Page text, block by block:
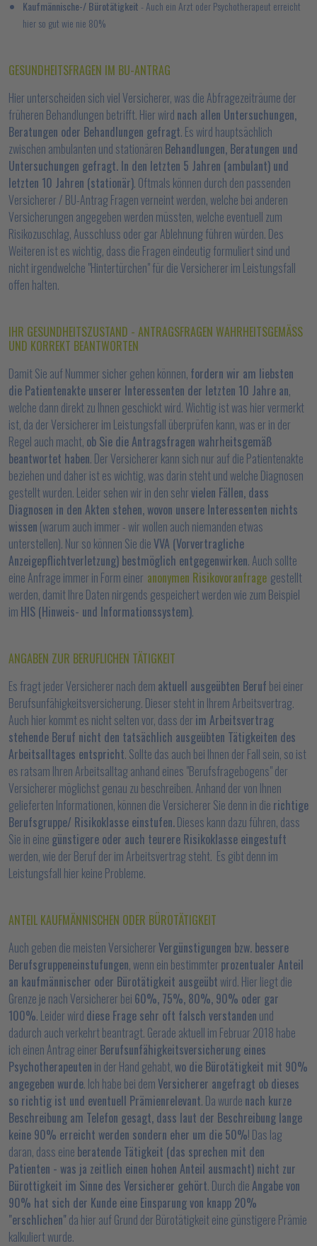
Kaufmännische-/ Bürotätigkeit - Auch ein Arzt oder Psychotherapeut erreicht
hier so gut wie nie 80%
GESUNDHEITSFRAGEN IM BU-ANTRAG
Hier unterscheiden sich viel Versicherer, was die Abfragezeiträume der
früheren Behandlungen betrifft. Hier wird nach allen Untersuchungen,
Beratungen oder Behandlungen gefragt. Es wird hauptsächlich
zwischen ambulanten und stationären Behandlungen, Beratungen und
Untersuchungen gefragt. In den letzten 5 Jahren (ambulant) und
letzten 10 Jahren (stationär). Oftmals können durch den passenden
Versicherer / BU-Antrag Fragen verneint werden, welche bei anderen
Versicherungen angegeben werden müssten, welche eventuell zum
Risikozuschlag, Ausschluss oder gar Ablehnung führen würden. Des
Weiteren ist es wichtig, dass die Fragen eindeutig formuliert sind und
nicht irgendwelche "Hintertürchen" für die Versicherer im Leistungsfall
offen halten.
IHR GESUNDHEITSZUSTAND - ANTRAGSFRAGEN WAHRHEITSGEMÄSS U
ND KORREKT BEANTWORTEN
Damit Sie auf Nummer sicher gehen können, fordern wir am liebsten
die Patientenakte unserer Interessenten der letzten 10 Jahre an,
welche dann direkt zu Ihnen geschickt wird. Wichtig ist was hier vermerkt
ist, da der Versicherer im Leistungsfall überprüfen kann, was er in der
Regel auch macht, ob Sie die Antragsfragen wahrheitsgemäß
beantwortet haben. Der Versicherer kann sich nur auf die Patientenakte
beziehen und daher ist es wichtig, was darin steht und welche Diagnosen
gestellt wurden. Leider sehen wir in den sehrvielen Fällen, dass
Diagnosen in den Akten stehen, wovon unsere Interessenten nichts
wissen (warum auch immer - wir wollen auch niemanden etwas
unterstellen). Nur so können Sie dieVVA (Vorvertragliche
Anzeigepflichtverletzung) bestmöglich entgegenwirken. Auch sollte
eine Anfrage immer in Form einer anonymen Risikovoranfrage gestellt
werden, damit Ihre Daten nirgends gespeichert werden wie zum Beispiel
im HIS (Hinweis- und Informationssystem).
ANGABEN ZUR BERUFLICHEN TÄTIGKEIT
Es fragt jeder Versicherer nach dem aktuell ausgeübten Beruf bei einer
Berufsunfähigkeitsversicherung. Dieser steht in Ihrem Arbeitsvertrag.
Auch hier kommt es nicht selten vor, dass der im Arbeitsvertrag
stehende Beruf nicht den tatsächlich ausgeübten Tätigkeiten des
Arbeitsalltages entspricht. Sollte das auch bei Ihnen der Fall sein, so ist
es ratsam Ihren Arbeitsalltag anhand eines "Berufsfragebogens" der
Versicherer möglichst genau zu beschreiben. Anhand der von Ihnen
gelieferten Informationen, können die Versicherer Sie denn in die richtige
Berufsgruppe/ Risikoklasse einstufen.Dieses kann dazu führen, dass
Sie in eine günstigere oder auch teurere Risikoklasse eingestuft
werden, wie der Beruf der im Arbeitsvertrag steht. Es gibt denn im
Leistungsfall hier keine Probleme.
ANTEIL KAUFMÄNNISCHEN ODER BÜROTÄTIGKEIT
Auch geben die meisten VersichererVergünstigungen bzw. bessere
Berufsgruppeneinstufungen, wenn ein bestimmter prozentualer Anteil
an kaufmännischer oder Bürotätigkeit ausgeübtwird. Hier liegt die
Grenze je nach Versicherer bei 60%, 75%, 80%, 90% oder gar
100%. Leider wird diese Frage sehr oft falsch verstanden und
dadurch auch verkehrt beantragt. Gerade aktuell im Februar 2018 habe
ich einen Antrag einer Berufsunfähigkeitsversicherung eines
Psychotherapeuten in der Hand gehabt,wo die Bürotätigkeit mit 90%
angegeben wurde. Ich habe bei demVersicherer angefragt ob dieses
so richtig ist und eventuell Prämienrelevant. Da wurde nach kurze
Beschreibung am Telefon gesagt, dass laut der Beschreibung lange
keine 90% erreicht werden sondern eher um die 50%! Das lag
daran, dass eine beratende Tätigkeit (das sprechen mit den
Patienten - was ja zeitlich einen hohen Anteil ausmacht) nicht zur
Bürottigkeit im Sinne des Versicherer gehört. Durch dieAngabe von
90% hat sich der Kunde eine Einsparung von knapp 20%
"erschlichen"da hier auf Grund der Bürotätigkeit eine günstigere Prämie
kalkuliert wurde.